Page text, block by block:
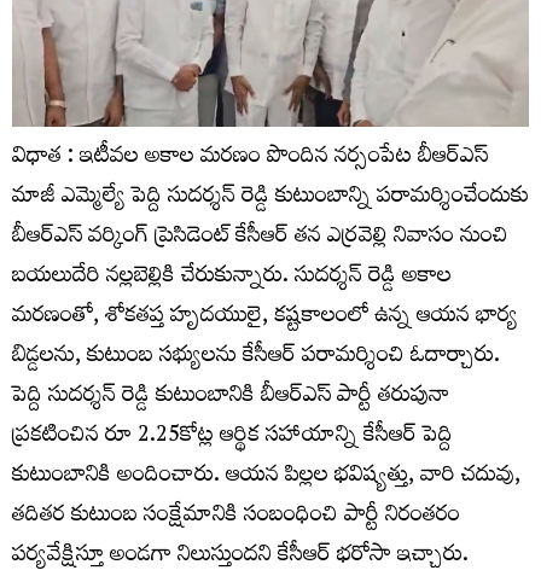
విధాత : ఇటీవల అకాల మరణం పొందిన నర్సంపేట బీఆర్ఎస్
మాజీ ఎమ్మెల్యే పెద్ది సుదర్శన్ రెడ్డి కుటుంబాన్ని పరామర్శించేందుకు
బీఆర్ఎస్ వర్కింగ్ ప్రెసిడెంట్ కేసీఆర్ తన ఎర్రవెల్లి నివాసం నుంచి
బయలుదేరి నల్లబెల్లికి చేరుకున్నారు. సుదర్శన్ రెడ్డి అకాల
మరణంతో, శోకతప్త హృదయులై, కష్టకాలంలో ఉన్న ఆయన భార్య
బిడ్డలను, కుటుంబ సభ్యులను కేసీఆర్ పరామర్శించి ఓదార్చారు.
పెద్ది సుదర్శన్ రెడ్డి కుటుంబానికి బీఆర్ఎస్ పార్టీ తరుపునా
ప్రకటించిన రూ 2.25కోట్ల ఆర్థిక సహాయాన్ని కేసీఆర్ పెద్ది
కుటుంబానికి అందించారు. ఆయన పిల్లల భవిష్యత్తు, వారి చదువు,
తదితర కుటుంబ సంక్షేమానికి సంబంధించి పార్టీ నిరంతరం
పర్యవేక్షిస్తూ అండగా నిలుస్తుందని కేసీఆర్‌ భరోసా ఇచ్చారు.